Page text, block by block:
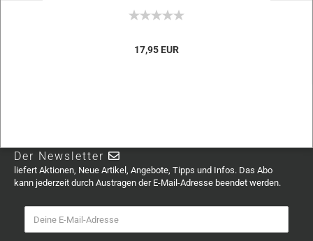
17,95 EUR
Der Newsletter
liefert Aktionen, Neue Artikel, Angebote, Tipps und Infos. Das Abo
kann jederzeit durch Austragen der E-Mail-Adresse beendet werden.